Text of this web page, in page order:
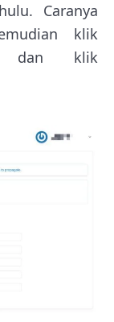
Caranya
klik
klik